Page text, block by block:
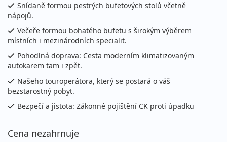
Snídaně formou pestrých bufetových stolů včetně
nápojů.
Večeře formou bohatého bufetu s širokým výběrem
místních i mezinárodních specialit.
Pohodlná doprava: Cesta moderním klimatizovaným
autokarem tam i zpět.
Našeho touroperátora, který se postará o váš
bezstarostný pobyt.
Bezpečí a jistota: Zákonné pojištění CK proti úpadku
Cena nezahrnuje